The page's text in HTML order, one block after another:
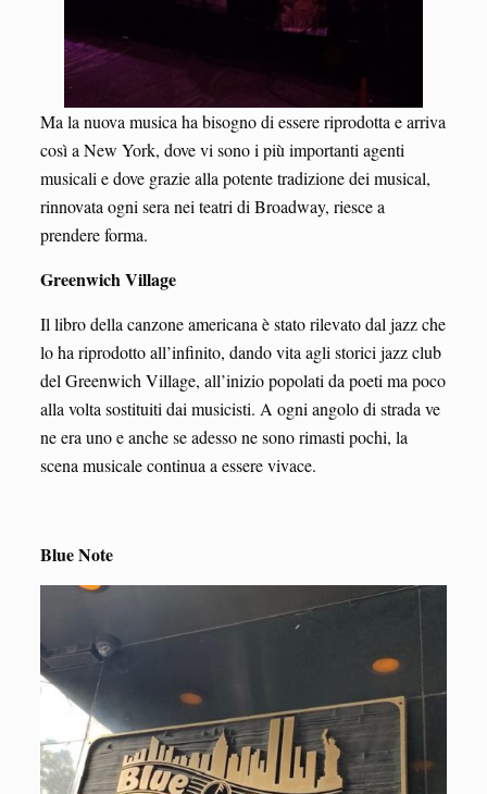
Ma la nuova musica ha bisogno di essere riprodotta e arriva
così a New York, dove vi sono i più importanti agenti
musicali e dove grazie alla potente tradizione dei musical,
rinnovata ogni sera nei teatri di Broadway, riesce a
prendere forma.
Greenwich Village
Il libro della canzone americana è stato rilevato dal jazz che
lo ha riprodotto all’infinito, dando vita agli storici jazz club
del Greenwich Village, all’inizio popolati da poeti ma poco
alla volta sostituiti dai musicisti. A ogni angolo di strada ve
ne era uno e anche se adesso ne sono rimasti pochi, la
scena musicale continua a essere vivace.
Blue Note